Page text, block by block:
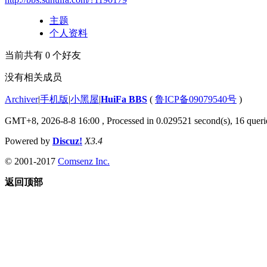
主题
个人资料
当前共有 0 个好友
没有相关成员
Archiver|手机版|小黑屋|HuiFa BBS ( 鲁ICP备09079540号 )
GMT+8, 2026-8-8 16:00 , Processed in 0.029521 second(s), 16
Powered by Discuz! X3.4
© 2001-2017 Comsenz Inc.
返回顶部